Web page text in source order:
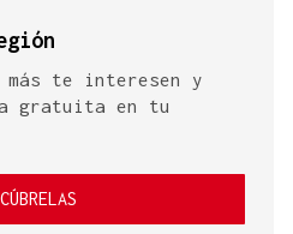
te interesen y
gratuita en tu